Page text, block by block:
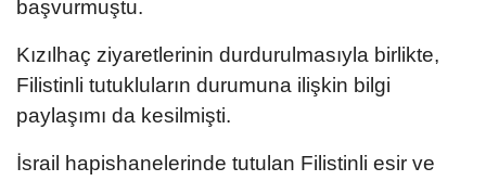
başvurmuştu.
Kızılhaç ziyaretlerinin durdurulmasıyla birlikte,
Filistinli tutukluların durumuna ilişkin bilgi
paylaşımı da kesilmişti.
İsrail hapishanelerinde tutulan Filistinli esir ve